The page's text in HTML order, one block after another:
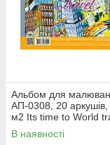
Альбом для
АП-0308, 20 аркушів,
м2 Its time to World
В наявності